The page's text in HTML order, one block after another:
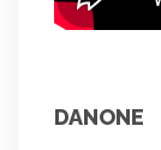
DANONE